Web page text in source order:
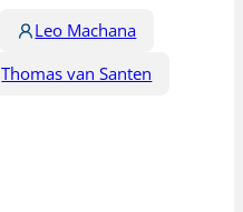
Leo Machana
Thomas van Santen